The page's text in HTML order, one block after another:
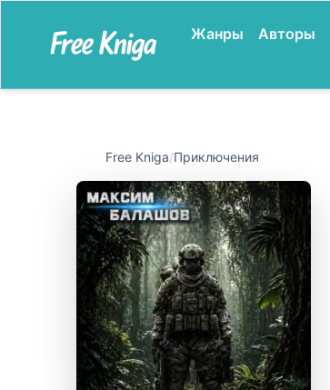
Жанры Авторы
Free Kniga/Приключения